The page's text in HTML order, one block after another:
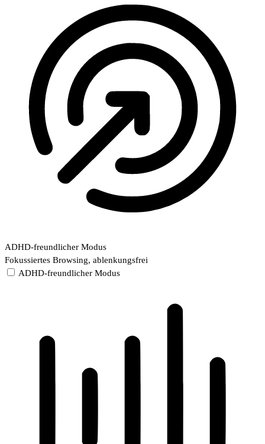
ADHD-freundlicher Modus
Fokussiertes Browsing, ablenkungsfrei
ADHD-freundlicher Modus